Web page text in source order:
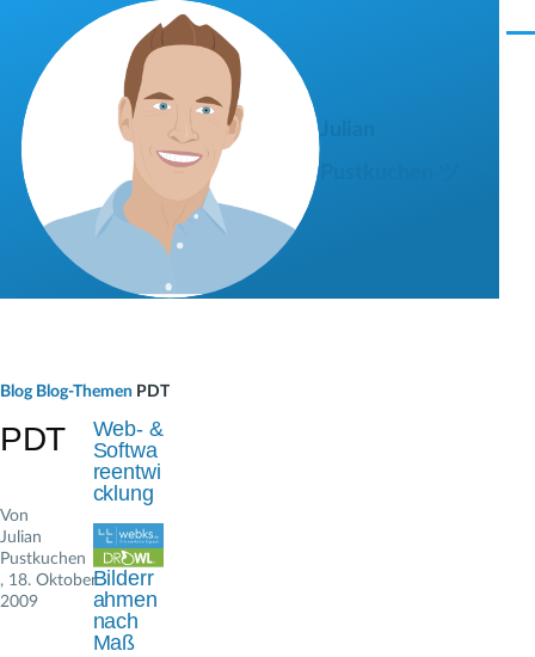
Direkt zum Inhalt
M
a
d
n
a
Blog Blog-Themen PDT
PDT
Von
Julian
Pustkuchen
, 18. Oktober
2009
Web- &
Softwa
reentwi
cklung
Bilderr
ahmen
nach
Maß